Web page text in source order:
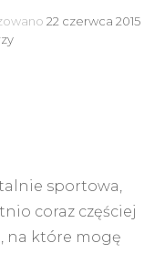
22 czerwca 2015
do
sportowa,
coraz częściej
na które mogę